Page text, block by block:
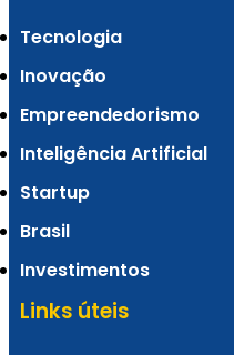
View All Result
Tecnologia
Inovação
Empreendedorismo
Inteligência Artificial
Startup
Brasil
Investimentos
Links úteis